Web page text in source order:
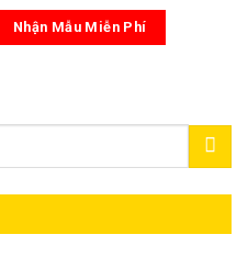
Nhận Mẫu Miễn Phí